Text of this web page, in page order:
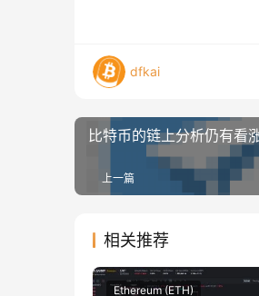
dfkai
比特币的链上分析仍有看
上一篇
相关推荐
Ethereum (ETH)